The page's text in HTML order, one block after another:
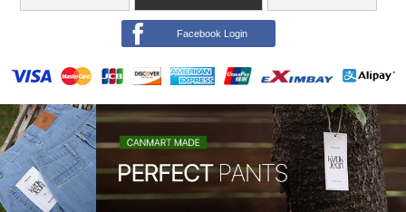
Facebook Login